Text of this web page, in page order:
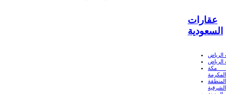
عقارات
السعودية
الرياض
الرياض
مكة
المكرمة
الشرقية